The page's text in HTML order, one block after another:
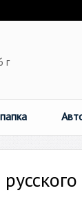
г